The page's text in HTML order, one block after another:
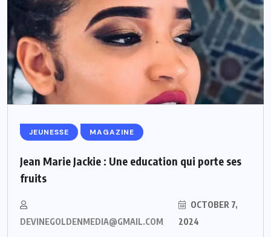
JEUNESSE MAGAZINE
Jean Marie Jackie : Une education qui porte ses
fruits
DEVINEGOLDENMEDIA@GMAIL.COM
OCTOBER 7,
2024